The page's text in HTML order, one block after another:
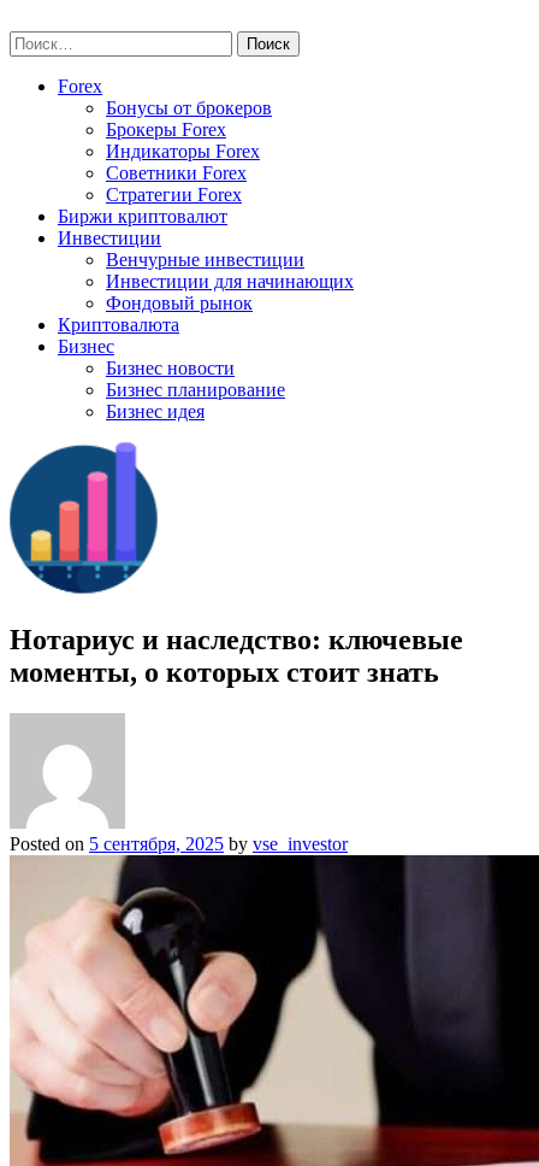
to
content
Найти:
Forex
Бонусы от брокеров
Брокеры Forex
Индикаторы Forex
Советники Forex
Стратегии Forex
Биржи криптовалют
Инвестиции
Венчурные инвестиции
Инвестиции для начинающих
Фондовый рынок
Криптовалюта
Бизнес
Бизнес новости
Бизнес планирование
Бизнес идея
Нотариус и наследство: ключевые
моменты, о которых стоит знать
Posted on 5 сентября, 2025 by vse_investor